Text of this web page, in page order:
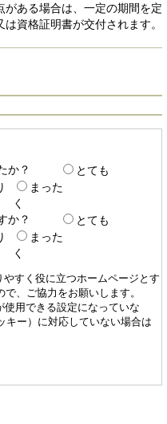
ある場合は、一定の期間を
資格証明書が交付されます。
か？
とても
まった
く
か？
とても
まった
く
すく役に立つホームページとす
、ご協力をお願いします。
用できる設定になっていな
キー）に対応していない場合は